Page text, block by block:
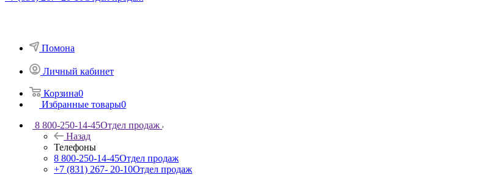
Помона
Личный кабинет
Корзина0
Избранные товары0
8 800-250-14-45Отдел продаж
Назад
Телефоны
8 800-250-14-45Отдел продаж
+7 (831) 267- 20-10Отдел продаж